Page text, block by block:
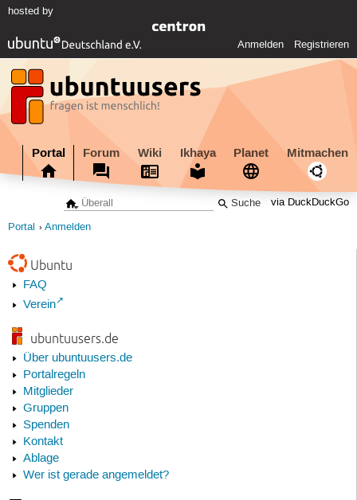
hosted by
Anmelden Registrieren
Portal Forum Wiki Ikhaya Planet Mitmachen
via DuckDuckGo
Portal Anmelden
Ubuntu
FAQ
Verein
ubuntuusers.de
Über ubuntuusers.de
Portalregeln
Mitglieder
Gruppen
Spenden
Kontakt
Ablage
Wer ist gerade angemeldet?